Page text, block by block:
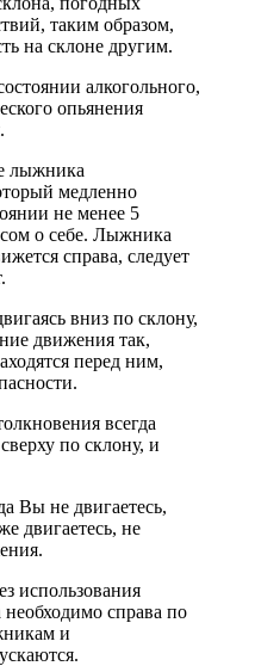
таким образом,
на склоне другим.
алкогольного,
опьянения
лыжника
медленно
не менее 5
о себе. Лыжника
справа, следует
вниз по склону,
движения так,
перед ним,
всегда
по склону, и
Вы не двигаетесь,
двигаетесь, не
использования
справа по
и